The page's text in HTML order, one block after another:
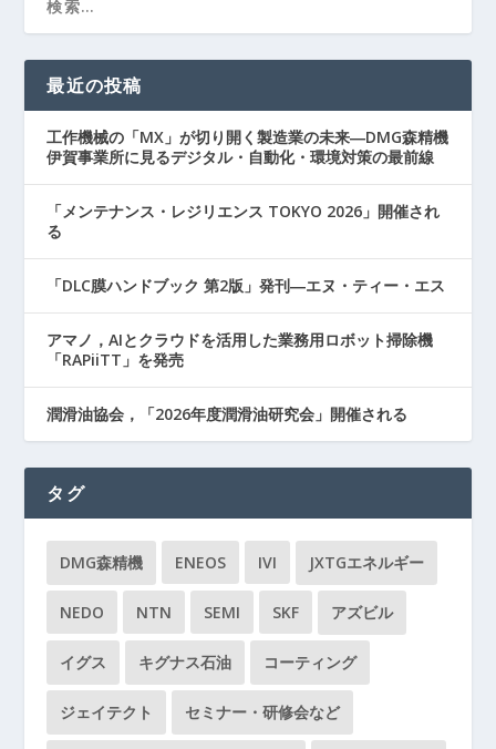
最近の投稿
工作機械の「MX」が切り開く製造業の未来―DMG森精機
伊賀事業所に見るデジタル・自動化・環境対策の最前線
「メンテナンス・レジリエンス TOKYO 2026」開催され
る
「DLC膜ハンドブック 第2版」発刊―エヌ・ティー・エス
アマノ，AIとクラウドを活用した業務用ロボット掃除機
「RAPiiTT」を発売
潤滑油協会，「2026年度潤滑油研究会」開催される
タグ
DMG森精機 ENEOS IVI JXTGエネルギー
NEDO NTN SEMI SKF アズビル
イグス キグナス石油 コーティング
ジェイテクト セミナー・研修会など